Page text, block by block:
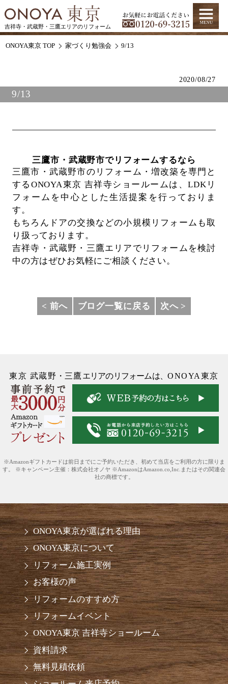
吉祥寺・武蔵野・三鷹エリアのリフォーム
ONOYA東京 TOP 家づくり勉強会 9/13
2020/08/27
9/13
三鷹市・武蔵野市でリフォームするなら
三鷹市・武蔵野市のリフォーム・増改築を専門と
するONOYA東京 吉祥寺ショールームは、LDKリ
フォームを中心とした生活提案を行っておりま
す。
もちろんドアの交換などの小規模リフォームも取
り扱っております。
吉祥寺・武蔵野・三鷹エリアでリフォームを検討
中の方はぜひお気軽にご相談ください。
< 前へ ブログ一覧に戻る 次へ >
東京 武蔵野 ・ 三鷹 エリアのリフォームは、ONOYA東京
※Amazonギフトカードは前日までにご予約いただき、初めて当店をご利用の方に限りま
す。 ※キャンペーン主催：株式会社オノヤ ※AmazonはAmazon.co,Inc.またはその関連会
社の商標です。
ONOYA東京が選ばれる理由
ONOYA東京について
リフォーム施工実例
お客様の声
リフォームのすすめ方
リフォームイベント
ONOYA東京 吉祥寺ショールーム
資料請求
無料見積依頼